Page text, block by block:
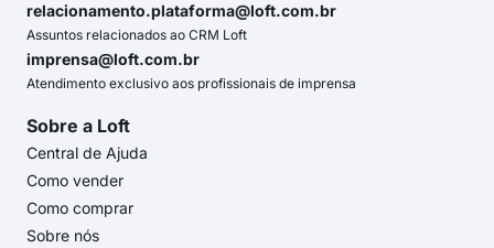
relacionamento.plataforma@loft.com.br
Assuntos relacionados ao CRM Loft
imprensa@loft.com.br
Atendimento exclusivo aos profissionais de imprensa
Sobre a Loft
Central de Ajuda
Como vender
Como comprar
Sobre nós